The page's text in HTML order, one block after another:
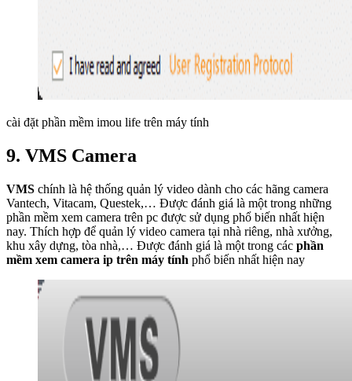
cài đặt phần mềm imou life trên máy tính
9. VMS Camera
VMS chính là hệ thống quản lý video dành cho các hãng camera
Vantech, Vitacam, Questek,… Được đánh giá là một trong những
phần mềm xem camera trên pc được sử dụng phổ biến nhất hiện
nay. Thích hợp để quản lý video camera tại nhà riêng, nhà xưởng,
khu xây dựng, tòa nhà,… Được đánh giá là một trong các phần
mềm xem camera ip trên máy tính phổ biến nhất hiện nay